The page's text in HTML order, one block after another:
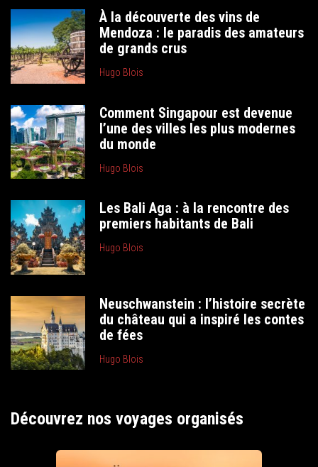
À la découverte des vins de
Mendoza : le paradis des amateurs
de grands crus
Hugo Blois
Comment Singapour est devenue
l’une des villes les plus modernes
du monde
Hugo Blois
Les Bali Aga : à la rencontre des
premiers habitants de Bali
Hugo Blois
Neuschwanstein : l’histoire secrète
du château qui a inspiré les contes
de fées
Hugo Blois
Découvrez nos voyages organisés